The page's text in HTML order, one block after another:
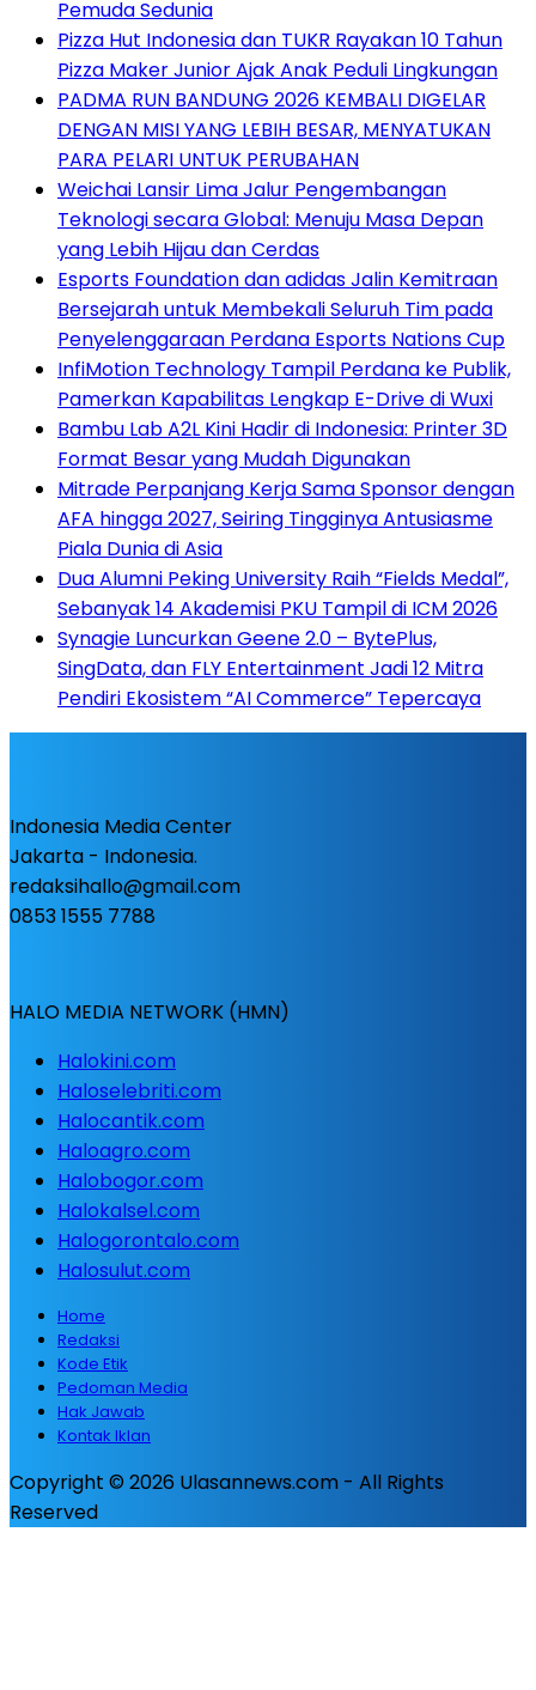
Pemuda Sedunia
Pizza Hut Indonesia dan TUKR Rayakan 10 Tahun
Pizza Maker Junior Ajak Anak Peduli Lingkungan
PADMA RUN BANDUNG 2026 KEMBALI DIGELAR
DENGAN MISI YANG LEBIH BESAR, MENYATUKAN
PARA PELARI UNTUK PERUBAHAN
Weichai Lansir Lima Jalur Pengembangan
Teknologi secara Global: Menuju Masa Depan
yang Lebih Hijau dan Cerdas
Esports Foundation dan adidas Jalin Kemitraan
Bersejarah untuk Membekali Seluruh Tim pada
Penyelenggaraan Perdana Esports Nations Cup
InfiMotion Technology Tampil Perdana ke Publik,
Pamerkan Kapabilitas Lengkap E-Drive di Wuxi
Bambu Lab A2L Kini Hadir di Indonesia: Printer 3D
Format Besar yang Mudah Digunakan
Mitrade Perpanjang Kerja Sama Sponsor dengan
AFA hingga 2027, Seiring Tingginya Antusiasme
Piala Dunia di Asia
Dua Alumni Peking University Raih “Fields Medal”,
Sebanyak 14 Akademisi PKU Tampil di ICM 2026
Synagie Luncurkan Geene 2.0 – BytePlus,
SingData, dan FLY Entertainment Jadi 12 Mitra
Pendiri Ekosistem “AI Commerce” Tepercaya
Indonesia Media Center
Jakarta - Indonesia.
redaksihallo@gmail.com
0853 1555 7788
HALO MEDIA NETWORK (HMN)
Halokini.com
Haloselebriti.com
Halocantik.com
Haloagro.com
Halobogor.com
Halokalsel.com
Halogorontalo.com
Halosulut.com
Home
Redaksi
Kode Etik
Pedoman Media
Hak Jawab
Kontak Iklan
Copyright © 2026 Ulasannews.com - All Rights
Reserved